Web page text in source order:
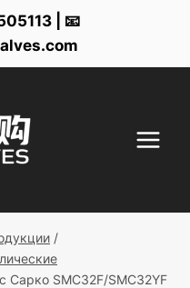
| 📧
/
Сарко SMC32F/SMC32YF